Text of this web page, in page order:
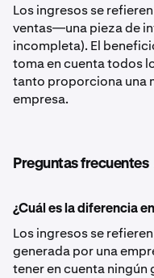
Los ingresos se
ventas—una pieza de
incompleta). El
toma en cuenta todos
tanto proporciona una
empresa.
Preguntas frecuentes
¿Cuál es la diferencia
Los ingresos se
generada por una
tener en cuenta ningún